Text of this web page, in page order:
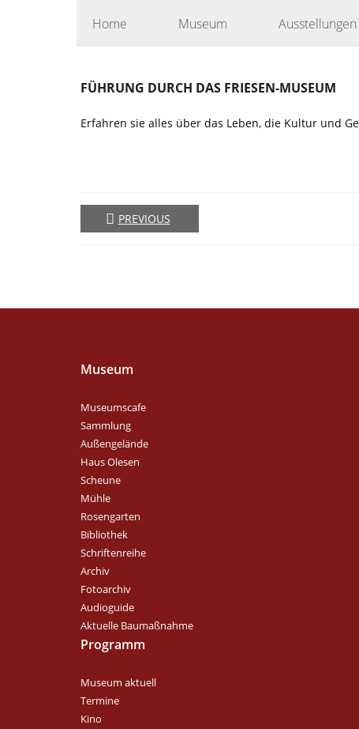
Home Museum Ausstellungen
FÜHRUNG DURCH DAS FRIESEN-MUSEUM
Erfahren sie alles über das Leben, die Kultur und
PREVIOUS
Museum
Museumscafe
Sammlung
Außengelände
Haus Olesen
Scheune
Mühle
Rosengarten
Bibliothek
Schriftenreihe
Archiv
Fotoarchiv
Audioguide
Aktuelle Baumaßnahme
Programm
Museum aktuell
Termine
Kino